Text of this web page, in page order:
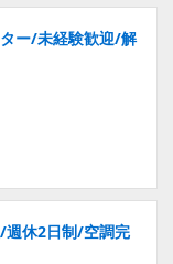
ー/未経験歓迎/解
週休2日制/空調完